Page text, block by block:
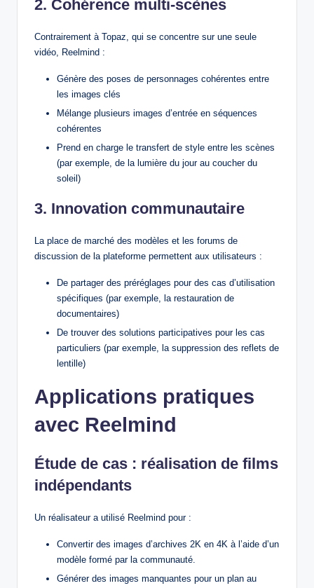
2. Cohérence multi-scènes
Contrairement à Topaz, qui se concentre sur une seule
vidéo, Reelmind :
Génère des poses de personnages cohérentes entre
les images clés
Mélange plusieurs images d’entrée en séquences
cohérentes
Prend en charge le transfert de style entre les scènes
(par exemple, de la lumière du jour au coucher du
soleil)
3. Innovation communautaire
La place de marché des modèles et les forums de
discussion de la plateforme permettent aux utilisateurs :
De partager des préréglages pour des cas d’utilisation
spécifiques (par exemple, la restauration de
documentaires)
De trouver des solutions participatives pour les cas
particuliers (par exemple, la suppression des reflets de
lentille)
Applications pratiques
avec Reelmind
Étude de cas : réalisation de films
indépendants
Un réalisateur a utilisé Reelmind pour :
Convertir des images d’archives 2K en 4K à l’aide d’un
modèle formé par la communauté.
Générer des images manquantes pour un plan au